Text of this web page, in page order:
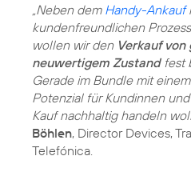
„Neben dem Handy-Ankauf
kundenfreundlichen
wollen wir den Verkauf
neuwertigem Zustandfest
Gerade im Bundle mit
Potenzial für Kundinnen
Kauf nachhaltig handeln
Böhlen, Director Devices,
Telefónica.